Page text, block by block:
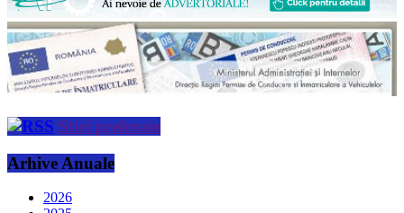
Stiri preferate
Arhive Anuale
2026